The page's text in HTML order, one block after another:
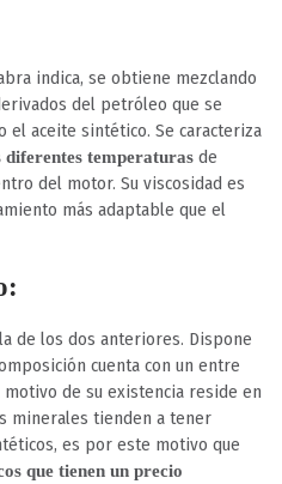
indica, se obtiene mezclando
del petróleo que se
el aceite sintético. Se caracteriza
temperaturas de
del motor. Su viscosidad es
más adaptable que el
de los dos anteriores. Dispone
cuenta con un entre
de su existencia reside en
minerales tienden a tener
es por este motivo que
que tienen un precio